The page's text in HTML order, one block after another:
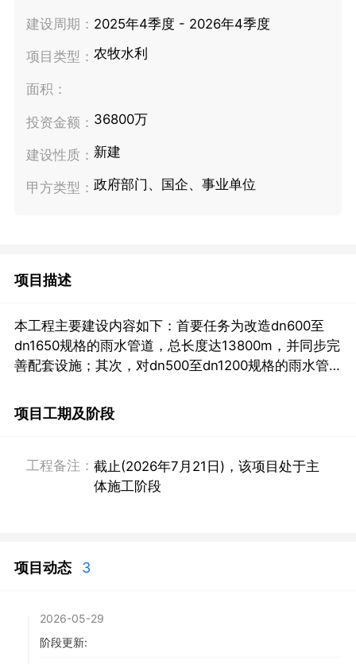
建设周期： 2025年4季度 - 2026年4季度
项目类型： 农牧水利
面积：
投资金额： 36800万
建设性质： 新建
甲方类型： 政府部门、国企、事业单位
项目描述
本工程主要建设内容如下：首要任务为改造dn600至
dn1650规格的雨水管道，总长度达13800m，并同步完
善配套设施；其次，对dn500至dn1200规格的雨水管
渠8650m。本工程总投资额为36800万元。
项目工期及阶段
工程备注： 截止(2026年7月21日)，该项目处于主
体施工阶段
项目动态 3
2026-05-29
阶段更新: